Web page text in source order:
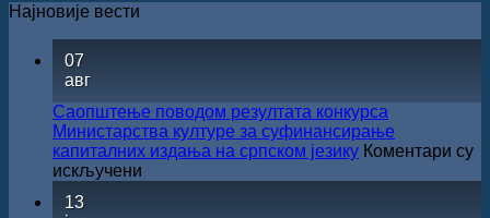
Најновије вести
07
авг
Саопштење поводом резултата конкурса
Министарства културе за суфинансирање
капиталних издања на српском језику Коментари су
искључени
13